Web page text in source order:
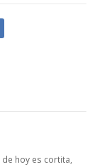
hoy es cortita,